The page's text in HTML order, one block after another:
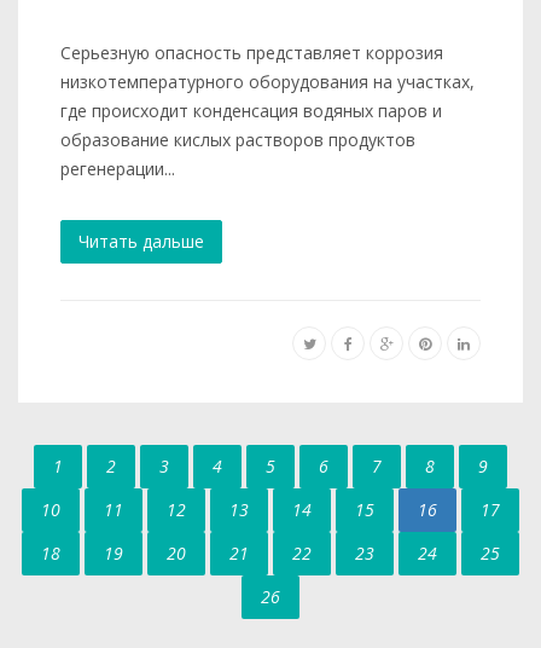
Серьезную опасность представляет коррозия
низкотемпературного оборудования на участках,
где происходит конденсация водяных паров и
образование кислых растворов продуктов
регенерации...
Читать дальше
1 2 3 4 5 6 7 8
9
10
11 12 13 14 15 16
17
18
19 20 21 22 23 24
25
26